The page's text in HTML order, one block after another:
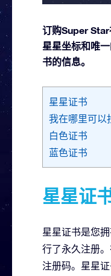
订购Super
星星坐标和唯
书的信息。
星星证书
我在哪里可以
白色证书
蓝色证书
星星证
星星证书是您
行了永久注册
注册码。星星